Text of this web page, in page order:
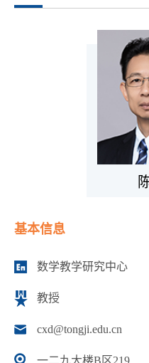
基本信息
数学教学研究中心
教授
cxd@tongji.edu.cn
一二九大楼B区219